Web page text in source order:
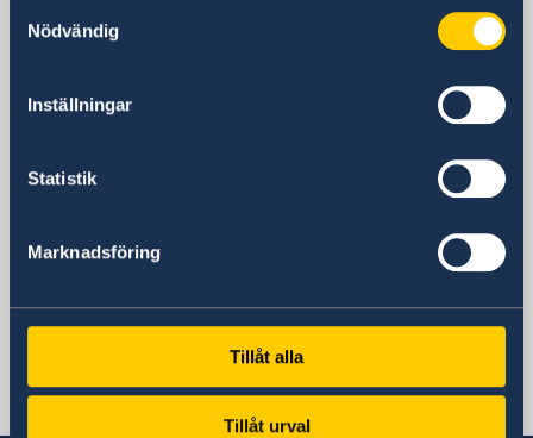
Nödvändig
Inställningar
Statistik
Marknadsföring
Tillåt alla
Tillåt urval
Iran
+98 21 2371 2200 (tillfälligt avstängt
nummer)
+98-21-222 964 51 (tillfälligt avstängt
Fax viseringsärenden
+98-21-222 860 21 (tillfälligt avstängt
nummer)
E-postadress
ambassaden.teheran@gov.se
E-post viseringsärenden
ambassaden.teheran-visum@gov.se